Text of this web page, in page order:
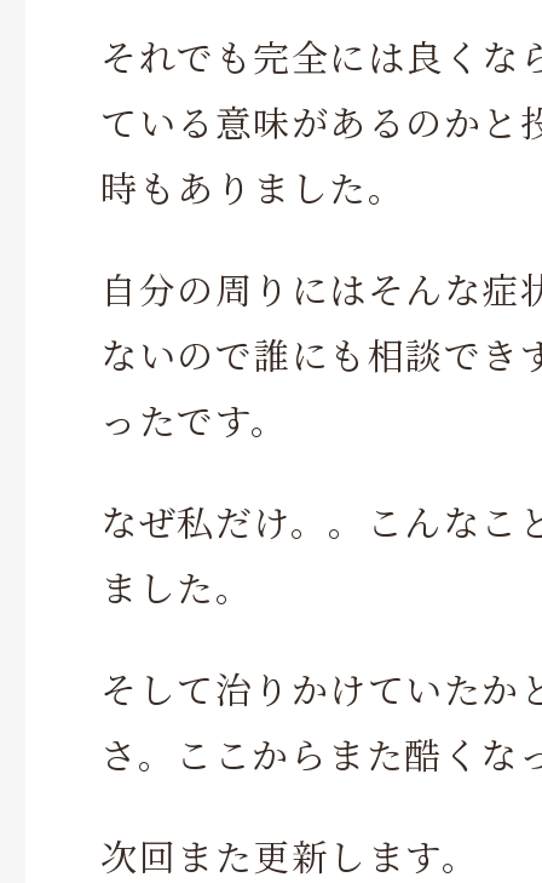
それでも完全には良くな
ている意味があるのかと
時もありました。
自分の周りにはそんな症
ないので誰にも相談でき
ったです。
なぜ私だけ。。こんなこ
ました。
そして治りかけていたか
さ。ここからまた酷くな
次回また更新します。